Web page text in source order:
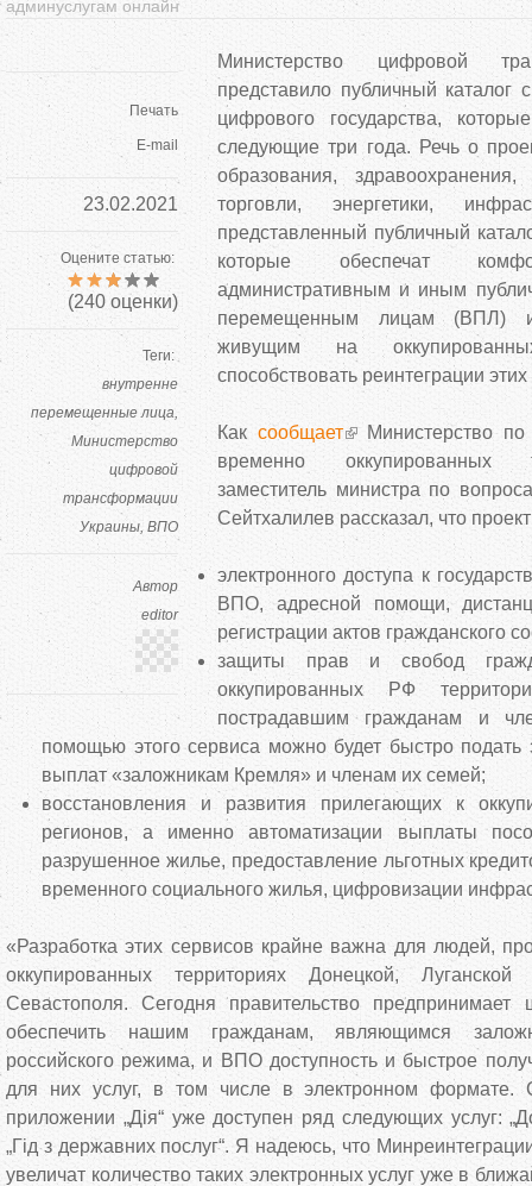
админуслугам онлайн
Печать
E-mail
23.02.2021
Оцените статью:
(240 оценки)
Теги:
внутренне
перемещенные лица
Министерство
цифровой
трансформации
Украины ВПО
Автор
editor
Министерство цифровой
представило публичный каталог
цифрового государства,
следующие три года. Речь о
образования,
торговли, энергетики,
представленный публичный
которые обеспечат
административным и иным
перемещенным лицам (ВПЛ)
живущим на
способствовать реинтеграции
Как сообщает
Министерство по
временно оккупированных
заместитель министра по
Сейтхалилев рассказал, что
электронного доступа к
ВПО, адресной помощи,
регистрации актов гражданского
защиты прав и свобод
оккупированных РФ
пострадавшим гражданам и
помощью этого сервиса можно будет быстро подать
выплат «заложникам Кремля» и членам их семей;
восстановления и развития прилегающих к
регионов, а именно автоматизации выплаты
разрушенное жилье, предоставление льготных
временного социального жилья, цифровизации
«Разработка этих сервисов крайне важна для людей,
оккупированных территориях Донецкой,
Севастополя. Сегодня правительство предпринимает
обеспечить нашим гражданам, являющимся
российского режима, и ВПО доступность и быстрое
для них услуг, в том числе в электронном
приложении „Дія“ уже доступен ряд следующих услуг:
„Гід з державних послуг“. Я надеюсь, что
увеличат количество таких электронных услуг уже в